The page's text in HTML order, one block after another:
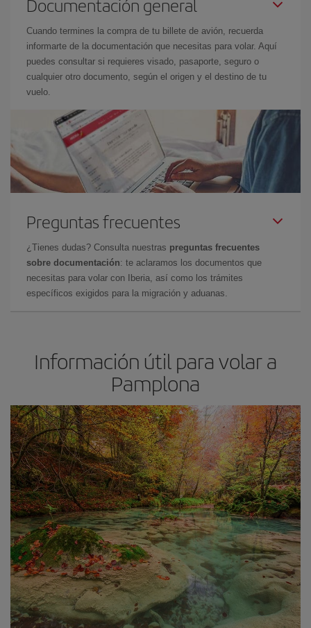
Documentación general
Cuando termines la compra de tu billete de avión, recuerda
informarte de la documentación que necesitas para volar. Aquí
puedes consultar si requieres visado, pasaporte, seguro o
cualquier otro documento, según el origen y el destino de tu
vuelo.
Preguntas frecuentes
¿Tienes dudas? Consulta nuestras preguntas frecuentes
sobre documentación: te aclaramos los documentos que
necesitas para volar con Iberia, así como los trámites
específicos exigidos para la migración y aduanas.
Información útil para volar a
Pamplona